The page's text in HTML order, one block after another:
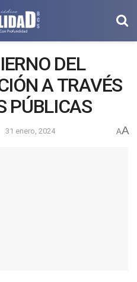
DEL
A TRAVÉS
PÚBLICAS
31 enero, 2024 AA